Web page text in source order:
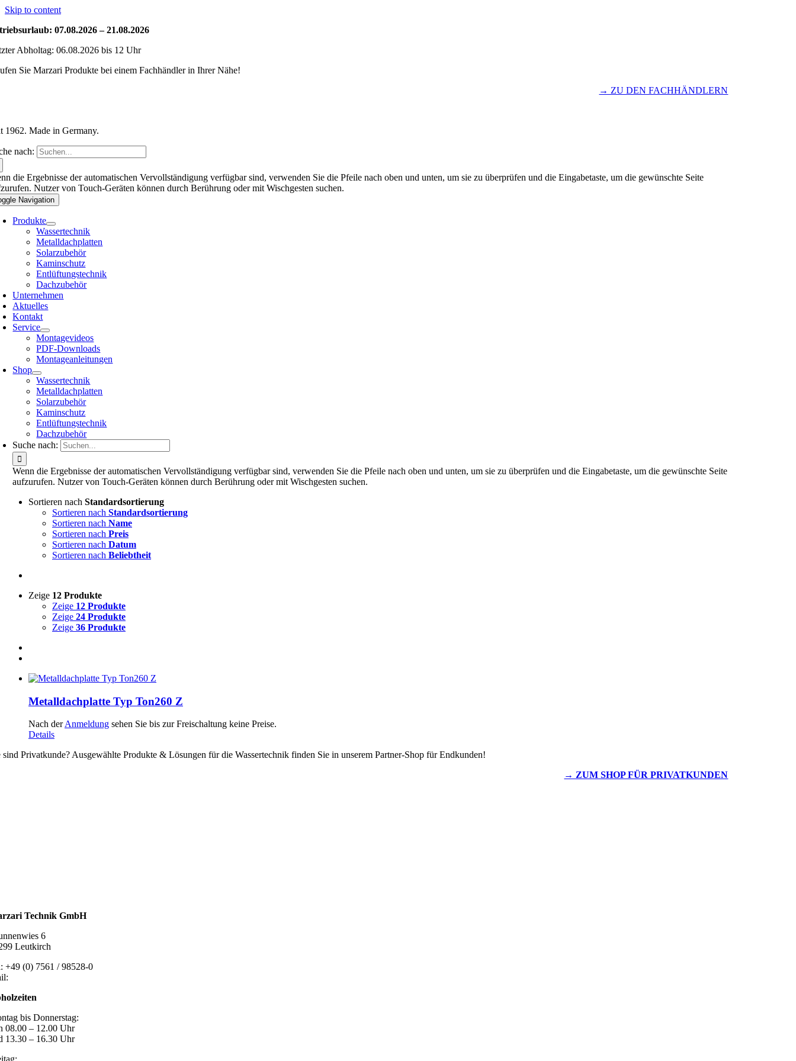
Skip to content
07.08.2026 – 21.08.2026
Abholtag: 06.08.2026 bis 12 Uhr
Sie Marzari Produkte bei einem Fachhändler in Ihrer Nähe!
→ ZU DEN FACHHÄNDLERN
1962. Made in Germany.
nach:
die Ergebnisse der automatischen Vervollständigung verfügbar sind, verwenden Sie die Pfeile nach oben und unten, um sie zu überprüfen und die Eingabetaste, um die gewünschte Seite
Nutzer von Touch-Geräten können durch Berührung oder mit Wischgesten suchen.
Navigation
Produkte
Wassertechnik
Metalldachplatten
Solarzubehör
Kaminschutz
Entlüftungstechnik
Dachzubehör
Unternehmen
Aktuelles
Kontakt
Service
Montagevideos
PDF-Downloads
Montageanleitungen
Shop
Wassertechnik
Metalldachplatten
Solarzubehör
Kaminschutz
Entlüftungstechnik
Dachzubehör
Suche nach:
Wenn die Ergebnisse der automatischen Vervollständigung verfügbar sind, verwenden Sie die Pfeile nach oben und unten, um sie zu überprüfen und die Eingabetaste, um die gewünschte Seite
aufzurufen. Nutzer von Touch-Geräten können durch Berührung oder mit Wischgesten suchen.
Sortieren nach Standardsortierung
Sortieren nach Standardsortierung
Sortieren nach Name
Sortieren nach Preis
Sortieren nach Datum
Sortieren nach Beliebtheit
Zeige 12 Produkte
Zeige 12 Produkte
Zeige 24 Produkte
Zeige 36 Produkte
Metalldachplatte Typ Ton260 Z
Nach derAnmeldung sehen Sie bis zur Freischaltung keine Preise.
Details
sind Privatkunde? Ausgewählte Produkte & Lösungen für die Wassertechnik finden Sie in unserem Partner-Shop für Endkunden!
→ ZUM SHOP FÜR PRIVATKUNDEN
Technik GmbH
6
Leutkirch
+49 (0) 7561 / 98528-0
bis Donnerstag:
08.00 – 12.00 Uhr
13.30 – 16.30 Uhr